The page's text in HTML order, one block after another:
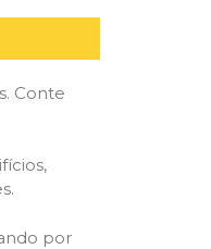
Conte
por